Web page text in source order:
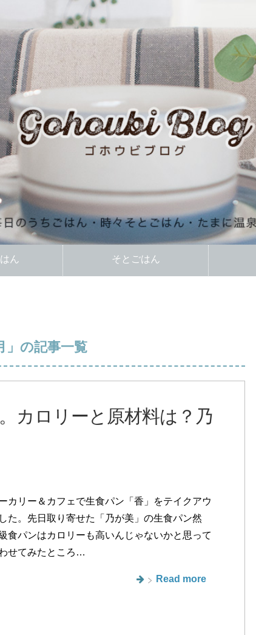
ん そとごはん
」の記事一覧
カロリーと原材料は？乃
カリー＆カフェで生食パン「香」をテイクアウ
た。先日取り寄せた「乃が美」の生食パン然
食パンはカロリーも高いんじゃないかと思って
せてみたところ…
Read more